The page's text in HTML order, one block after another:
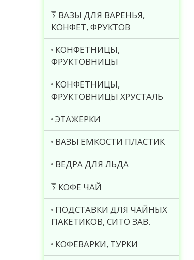
ВАЗЫ ДЛЯ ВАРЕНЬЯ,
КОНФЕТ, ФРУКТОВ
КОНФЕТНИЦЫ,
ФРУКТОВНИЦЫ
КОНФЕТНИЦЫ,
ФРУКТОВНИЦЫ ХРУСТАЛЬ
ЭТАЖЕРКИ
ВАЗЫ ЕМКОСТИ ПЛАСТИК
ВЕДРА ДЛЯ ЛЬДА
КОФЕ ЧАЙ
ПОДСТАВКИ ДЛЯ ЧАЙНЫХ
ПАКЕТИКОВ, СИТО ЗАВ.
КОФЕВАРКИ, ТУРКИ